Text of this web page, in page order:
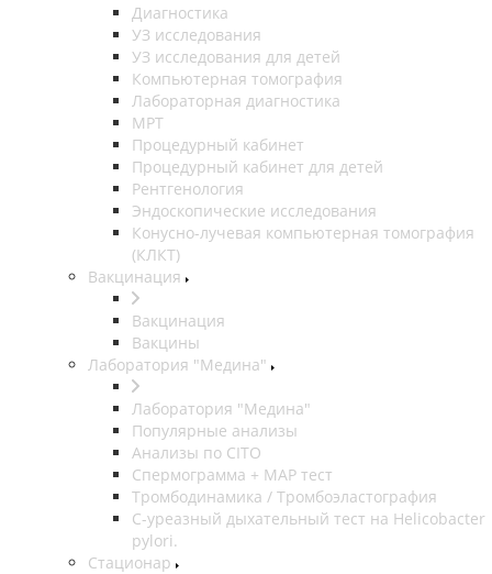
Диагностика
УЗ исследования
УЗ исследования для детей
Компьютерная томография
Лабораторная диагностика
МРТ
Процедурный кабинет
Процедурный кабинет для детей
Рентгенология
Эндоскопические исследования
Конусно-лучевая компьютерная томография
(КЛКТ)
Вакцинация
Вакцинация
Вакцины
Лаборатория "Медина"
Лаборатория "Медина"
Популярные анализы
Анализы по CITO
Спермограмма + МАР тест
Тромбодинамика / Тромбоэластография
С-уреазный дыхательный тест на Helicobacter
pylori.
Стационар